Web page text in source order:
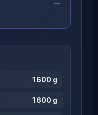
1 600 g
1 600 g